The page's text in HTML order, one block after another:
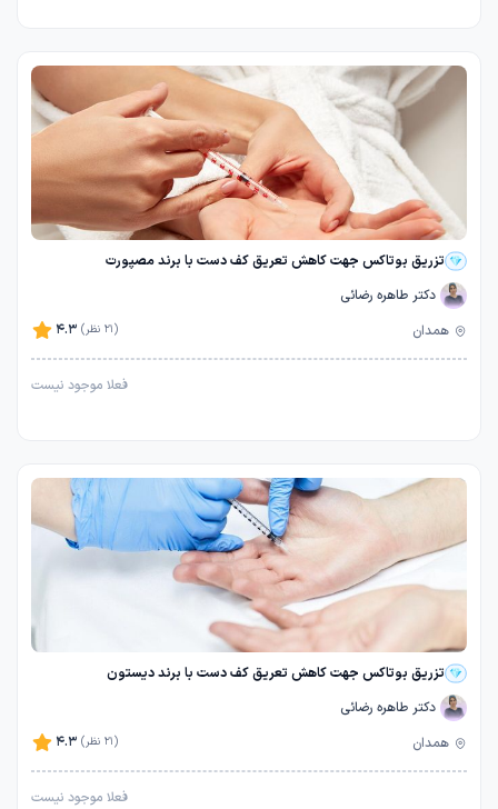
تزریق بوتاکس جهت کاهش تعریق کف دست با برند مصپورت
دکتر طاهره رضائی
4.3
(21 نظر) همدان
فعلا موجود نیست
تزریق بوتاکس جهت کاهش تعریق کف دست با برند دیستون
دکتر طاهره رضائی
4.3
(21 نظر) همدان
فعلا موجود نیست